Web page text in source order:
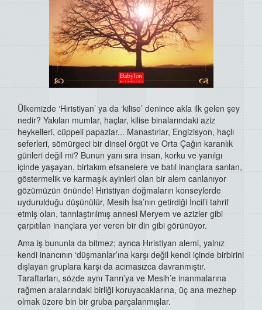
Ülkemizde ‘Hıristiyan’ ya da ‘kilise’ denince akla ilk gelen şey
nedir? Yakılan mumlar, haçlar, kilise binalarındaki aziz
heykelleri, cüppeli papazlar... Manastırlar, Engizisyon, haçlı
seferleri, sömürgeci bir dinsel örgüt ve Orta Çağın karanlık
günleri değil mi? Bunun yanı sıra insan, korku ve yanılgı
içinde yaşayan, birtakım efsanelere ve batıl inançlara sarılan,
göstermelik ve karmaşık ayinleri olan bir alem canlanıyor
gözümüzün önünde! Hıristiyan doğmaların konseylerde
uydurulduğu düşünülür, Mesih İsa’nın getirdiği İncil’i tahrif
etmiş olan, tanrılaştırılmış annesi Meryem ve azizler gibi
çarpıtılan inançlara yer veren bir din gibi görünüyor.
Ama iş bununla da bitmez; ayrıca Hıristiyan alemi, yalnız
kendi inancının ‘düşmanlar’ına karşı değil kendi içinde birbirini
dışlayan gruplara karşı da acımasızca davranmıştır.
Taraftarları, sözde aynı Tanrı’ya ve Mesih’e inanmalarına
rağmen aralarındaki birliği koruyacaklarına, üç ana mezhep
olmak üzere bin bir gruba parçalanmışlar.